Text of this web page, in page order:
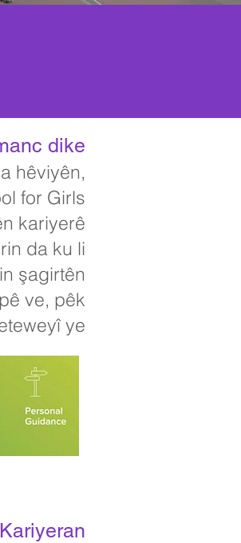
dike
hêviyên,
for Girls
kariyerê
da ku li
şagirtên
ve, pêk
ye.